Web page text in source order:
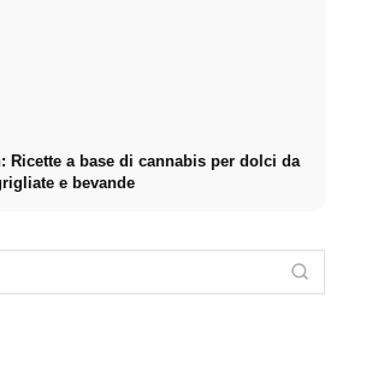
Ricette a base di cannabis per dolci da
e bevande